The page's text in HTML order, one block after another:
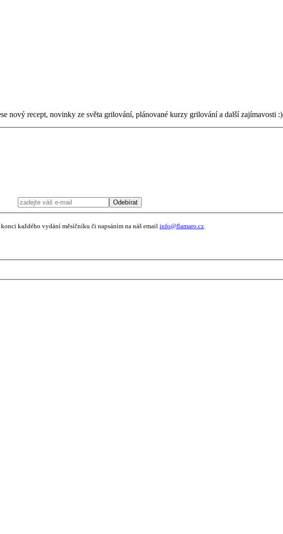
nový recept, novinky ze světa grilování, plánované kurzy grilování a další zajímavosti :)
Odebírat
každého vydání měsíčníku či napsáním na náš email info@flamaro.cz.